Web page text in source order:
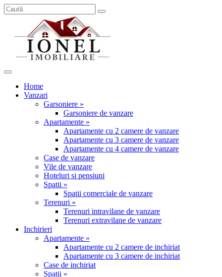
Home
Vanzari
Garsoniere »
Garsoniere de vanzare
Apartamente »
Apartamente cu 2 camere de vanzare
Apartamente cu 3 camere de vanzare
Apartamente cu 4 camere de vanzare
Case de vanzare
Vile de vanzare
Hoteluri si pensiuni
Spatii »
Spatii comerciale de vanzare
Terenuri »
Terenuri intravilane de vanzare
Terenuri extravilane de vanzare
Inchirieri
Apartamente »
Apartamente cu 2 camere de inchiriat
Apartamente cu 3 camere de inchiriat
Case de inchiriat
Spatii »